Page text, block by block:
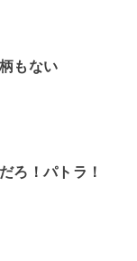
もない
ろ！パトラ！